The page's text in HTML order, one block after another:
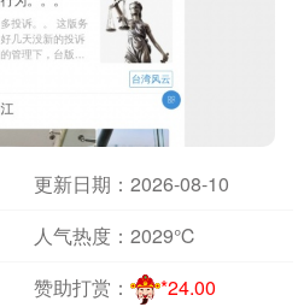
更新日期：2026-08-10
人气热度： 2029℃
赞助打赏： *24.00